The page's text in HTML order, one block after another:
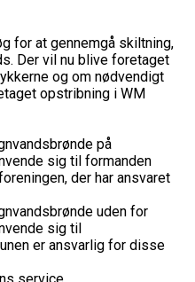
for at gennemgå skiltning,
Der vil nu blive foretaget
og om nødvendigt
opstribning i WM
på
sig til formanden
der har ansvaret
uden for
sig til
er ansvarlig for disse